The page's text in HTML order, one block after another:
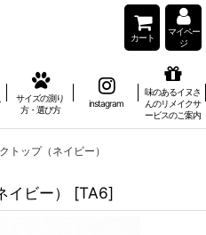
カート
マイペー
ジ
サイズの測り
方・選び方
instagram
味のあるイヌさ
んのリメイクサ
ービスのご案内
トップ（ネイビー）
ビー） [TA6]